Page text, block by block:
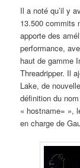
Il a noté qu’il y
13.500 commits
apporte des
performance,
haut de gamme
Threadripper. Il
Lake, de
définition du
« hostname= »,
en charge de